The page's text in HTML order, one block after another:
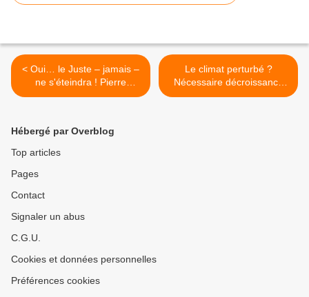
< Oui… le Juste – jamais –
ne s'éteindra ! Pierre
Bérégovoy, et fort
encore… des Justes !
Le climat perturbé ?
Nécessaire décroissance
face à la croyance en la
Hébergé par Overblog
Top articles
Pages
Contact
Signaler un abus
C.G.U.
Cookies et données personnelles
Préférences cookies